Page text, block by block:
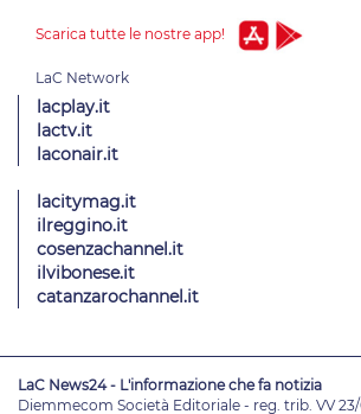
Scarica tutte le nostre app!
lacplay.it
lactv.it
laconair.it
lacitymag.it
ilreggino.it
cosenzachannel.it
ilvibonese.it
catanzarochannel.it
LaC News24 - L'informazione che fa notizia
Diemmecom Società Editoriale - reg. trib. VV 23/